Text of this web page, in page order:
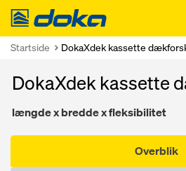
Doka
Startside DokaXdek kassette
DokaXdek kassette
længde x bredde x fleksibilitet
Overblik